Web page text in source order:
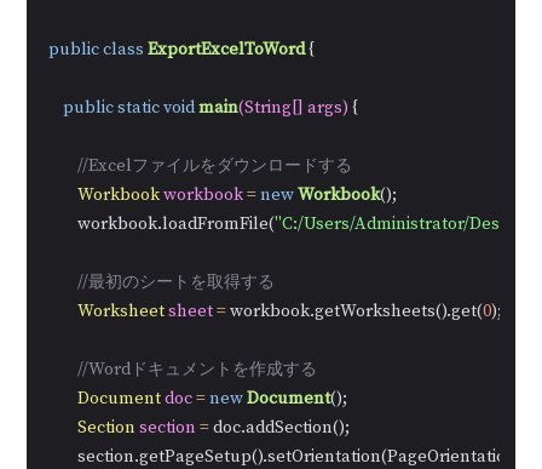
publicclass ExportExcelToWord {
publicstaticvoidmain(String[] args) {
//Excelファイルをダウンロードする
Workbookworkbook=newWorkbook();
        workbook.loadFromFile(
"C:/Users/Administrator/
//最初のシートを取得する
Worksheetsheet= workbook.getWorksheets().get(0);
//Wordドキュメントを作成する
Documentdoc=newDocument();
Section section = doc.addSection();